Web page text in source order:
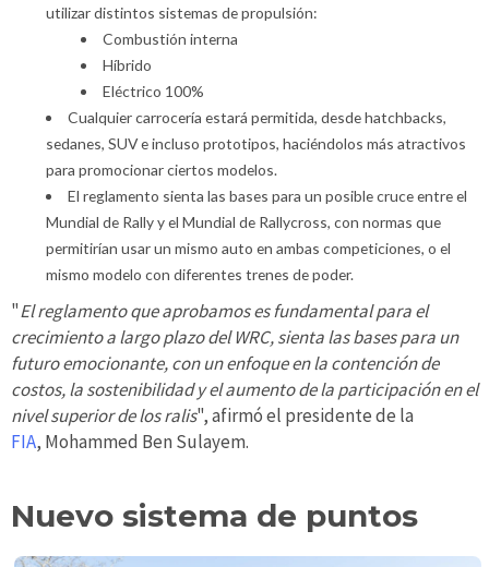
utilizar distintos sistemas de propulsión:
Combustión interna
Híbrido
Eléctrico 100%
Cualquier carrocería estará permitida, desde hatchbacks,
sedanes, SUV e incluso prototipos, haciéndolos más atractivos
para promocionar ciertos modelos.
El reglamento sienta las bases para un posible cruce entre el
Mundial de Rally y el Mundial de Rallycross, con normas que
permitirían usar un mismo auto en ambas competiciones, o el
mismo modelo con diferentes trenes de poder.
"El reglamento que aprobamos es fundamental para el
crecimiento a largo plazo del WRC, sienta las bases para un
futuro emocionante, con un enfoque en la contención de
costos, la sostenibilidad y el aumento de la participación en el
nivel superior de los ralis", afirmó el presidente de la
FIA, Mohammed Ben Sulayem.
Nuevo sistema de puntos